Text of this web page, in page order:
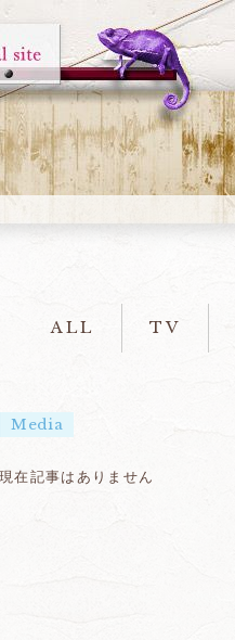
ALL TV
Media
現在記事はありません